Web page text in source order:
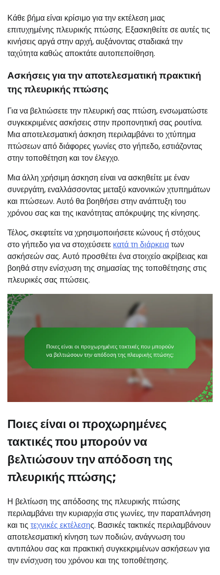
Κάθε βήμα είναι κρίσιμο για την εκτέλεση μιας
επιτυχημένης πλευρικής πτώσης. Εξασκηθείτε σε αυτές τις
κινήσεις αργά στην αρχή, αυξάνοντας σταδιακά την
ταχύτητα καθώς αποκτάτε αυτοπεποίθηση.
Ασκήσεις για την αποτελεσματική πρακτική
της πλευρικής πτώσης
Για να βελτιώσετε την πλευρική σας πτώση, ενσωματώστε
συγκεκριμένες ασκήσεις στην προπονητική σας ρουτίνα.
Μια αποτελεσματική άσκηση περιλαμβάνει το χτύπημα
πτώσεων από διάφορες γωνίες στο γήπεδο, εστιάζοντας
στην τοποθέτηση και τον έλεγχο.
Μια άλλη χρήσιμη άσκηση είναι να ασκηθείτε με έναν
συνεργάτη, εναλλάσσοντας μεταξύ κανονικών χτυπημάτων
και πτώσεων. Αυτό θα βοηθήσει στην ανάπτυξη του
χρόνου σας και της ικανότητας απόκρυψης της κίνησης.
Τέλος, σκεφτείτε να χρησιμοποιήσετε κώνους ή στόχους
στο γήπεδο για να στοχεύσετε κατά τη διάρκειατων
ασκήσεών σας. Αυτό προσθέτει ένα στοιχείο ακρίβειας και
βοηθά στην ενίσχυση της σημασίας της τοποθέτησης στις
πλευρικές σας πτώσεις.
Ποιες είναι οι προχωρημένες
τακτικές που μπορούν να
βελτιώσουν την απόδοση της
πλευρικής πτώσης;
Η βελτίωση της απόδοσης της πλευρικής πτώσης
περιλαμβάνει την κυριαρχία στις γωνίες, την παραπλάνηση
και τις τεχνικές εκτέλεσης. Βασικές τακτικές περιλαμβάνουν
αποτελεσματική κίνηση των ποδιών, ανάγνωση του
αντιπάλου σας και πρακτική συγκεκριμένων ασκήσεων για
την ενίσχυση του χρόνου και της τοποθέτησης.